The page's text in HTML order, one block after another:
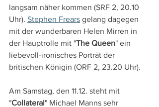
langsam näher kommen (SRF 2, 20.10
Uhr). Stephen Frears gelang dagegen
mit der wunderbaren Helen Mirren in
der Hauptrolle mit "The Queen" ein
liebevoll-ironisches Porträt der
britischen Königin (ORF 2, 23.20 Uhr).
Am Samstag, den 11.12. steht mit
"Collateral" Michael Manns sehr